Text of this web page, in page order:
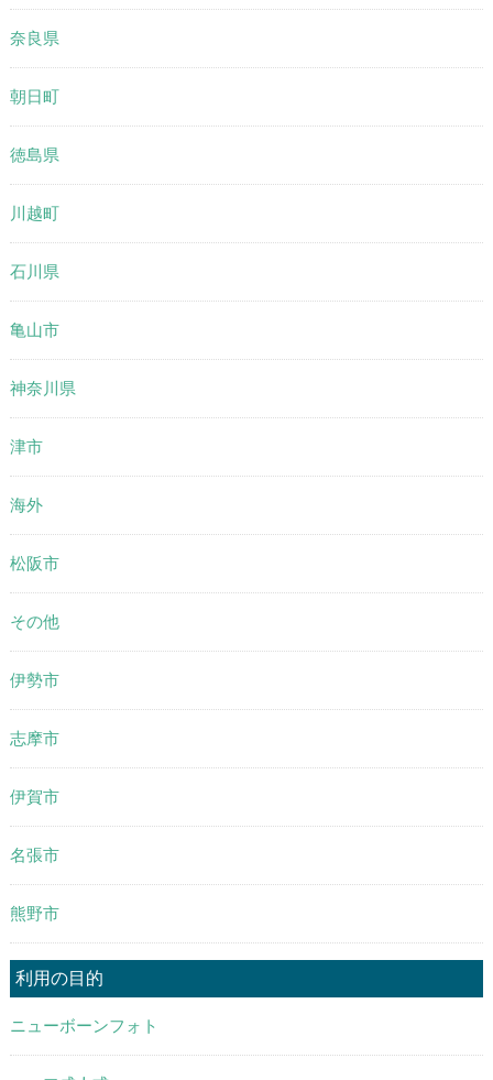
奈良県
朝日町
徳島県
川越町
石川県
亀山市
神奈川県
津市
海外
松阪市
その他
伊勢市
志摩市
伊賀市
名張市
熊野市
利用の目的
ニューボーンフォト